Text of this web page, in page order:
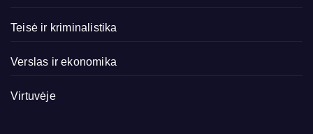
Teisė ir kriminalistika
Verslas ir ekonomika
Virtuvėje